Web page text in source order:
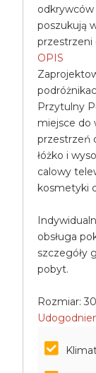
odkrywców
poszukują
przestrzeni
OPIS
Przytulny
miejsce do
przestrzeń
łóżko i
calowy
kosmetyki
obsługa
szczegóły
pobyt.
Rozmiar: